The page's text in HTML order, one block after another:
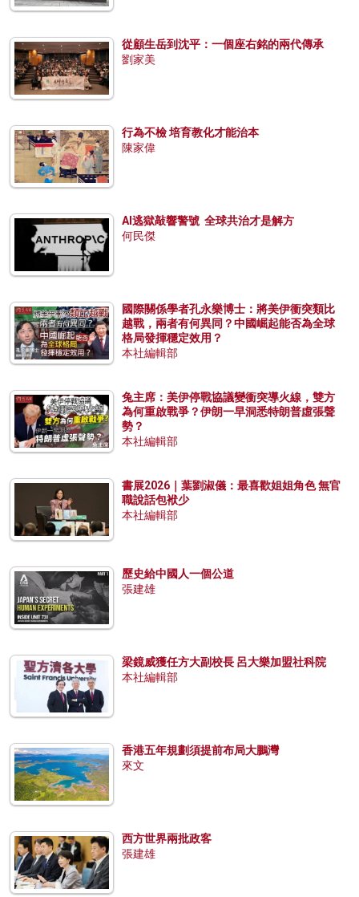
從顧生岳到沈平：一個座右銘的兩代傳承
劉家美
行為不檢 培育教化才能治本
陳家偉
AI逃獄敲響警號 全球共治才是解方
何民傑
國際關係學者孔永樂博士：將美伊衝突類比
越戰，兩者有何異同？中國崛起能否為全球
格局發揮穩定效用？
本社編輯部
兔主席：美伊停戰協議變衝突導火線，雙方
為何重啟戰爭？伊朗一早洞悉特朗普虛張聲
勢？
本社編輯部
書展2026｜葉劉淑儀：最喜歡姐姐角色 無官
職說話包袱少
本社編輯部
歷史給中國人一個公道
張建雄
梁鏡威獲任方大副校長 呂大樂加盟社科院
本社編輯部
香港五年規劃須提前布局大鵬灣
來文
西方世界兩批政客
張建雄